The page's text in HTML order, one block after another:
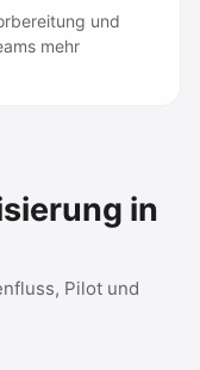
und
mehr
in
Pilot und